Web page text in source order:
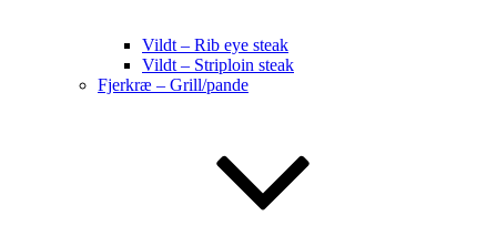
Vildt – Rib eye steak
Vildt – Striploin steak
Fjerkræ – Grill/pande